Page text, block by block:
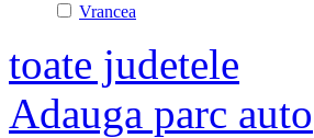
Vrancea
toate judetele
Adauga parc auto